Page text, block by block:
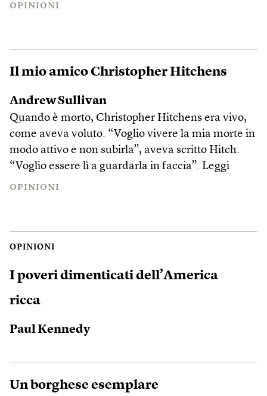
OPINIONI
Il mio amico Christopher Hitchens
Andrew Sullivan
Quando è morto, Christopher Hitchens era vivo,
come aveva voluto. “Voglio vivere la mia morte in
modo attivo e non subirla”, aveva scritto Hitch.
“Voglio essere lì a guardarla in faccia”. Leggi
OPINIONI
OPINIONI
I poveri dimenticati dell’America
ricca
Paul Kennedy
Un borghese esemplare